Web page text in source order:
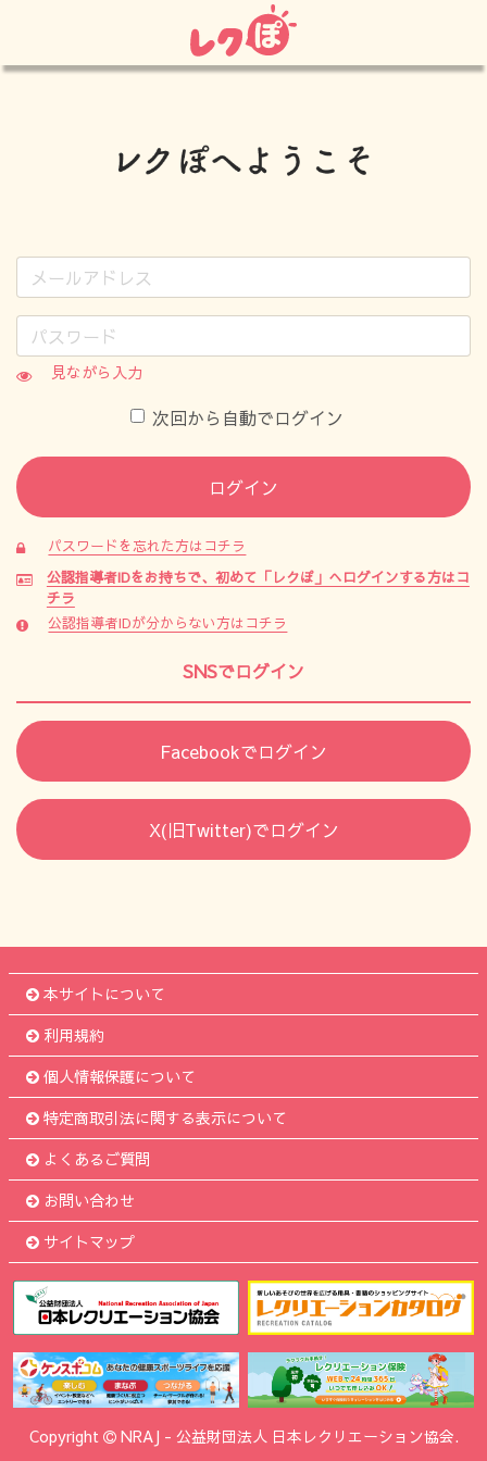
見ながら入力
次回から自動でログイン
ログイン
パスワードを忘れた方はコチラ
公認指導者IDをお持ちで、初めて「レクぽ」へログインする方はコ
チラ
公認指導者IDが分からない方はコチラ
SNSでログイン
Facebookでログイン
X(旧Twitter)でログイン
本サイトについて
利用規約
個人情報保護について
特定商取引法に関する表示について
よくあるご質問
お問い合わせ
サイトマップ
Copyright NRAJ - 公益財団法人 日本レクリエーション協会.